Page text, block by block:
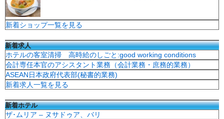
新着ショップ一覧を見る
新着求人
ホテルの客室清掃 高時給のしごと:good working conditions
会計専任本官のアシスタント業務（会計業務・庶務的業務）
ASEAN日本政府代表部(秘書的業務)
新着求人一覧を見る
新着ホテル
ザ･ムリア – ヌサドゥア、バリ